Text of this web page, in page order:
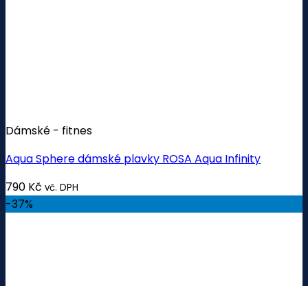
Dámské - fitnes
Aqua Sphere dámské plavky ROSA Aqua Infinity
790 Kč vč. DPH
-37%